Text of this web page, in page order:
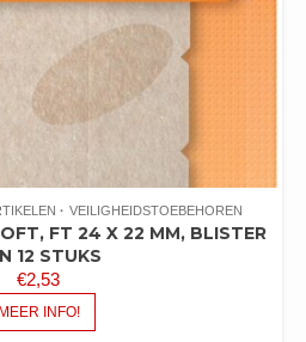
VEILIGHEIDSTOEBEHOREN
FT 24 X 22 MM, BLISTER
12 STUKS
€2,53
MEER INFO!